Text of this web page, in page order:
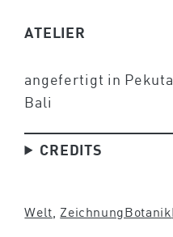
ATELIER
angefertigt in
Bali
CREDITS
Welt ZeichnungBotanik